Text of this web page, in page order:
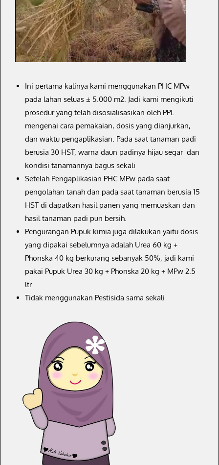
Ini pertama kalinya kami menggunakan PHC MPw
pada lahan seluas ± 5.000 m2. Jadi kami mengikuti
prosedur yang telah disosialisasikan oleh PPL
mengenai cara pemakaian, dosis yang dianjurkan,
dan waktu pengaplikasian. Pada saat tanaman padi
berusia 30 HST, warna daun padinya hijau segar dan
kondisi tanamannya bagus sekali
Setelah Pengaplikasian PHC MPw pada saat
pengolahan tanah dan pada saat tanaman berusia 15
HST di dapatkan hasil panen yang memuaskan dan
hasil tanaman padi pun bersih.
Pengurangan Pupuk kimia juga dilakukan yaitu dosis
yang dipakai sebelumnya adalah Urea 60 kg +
Phonska 40 kg berkurang sebanyak 50%, jadi kami
pakai Pupuk Urea 30 kg + Phonska 20 kg + MPw 2.5
ltr
Tidak menggunakan Pestisida sama sekali